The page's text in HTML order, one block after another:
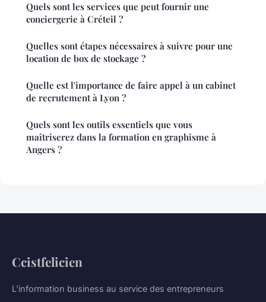
Quels sont les services que peut fournir une
conciergerie à Créteil ?
Quelles sont étapes nécessaires à suivre pour une
location de box de stockage ?
Quelle est l'importance de faire appel à un cabinet
de recrutement à Lyon ?
Quels sont les outils essentiels que vous
maîtriserez dans la formation en graphisme à
Angers ?
Ccistfelicien
L'information business au service des entrepreneurs